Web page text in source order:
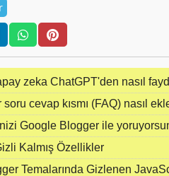
zeka ChatGPT'den nasıl
soru cevap kısmı (FAQ) nasıl
Google Blogger ile
Kalmış Özellikler
Temalarında Gizlenen